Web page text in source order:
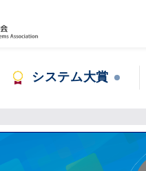
システム大賞